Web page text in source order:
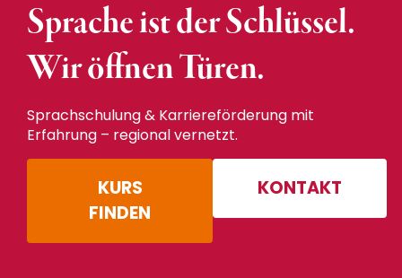
Sprache ist der Schlüssel.
Wiröffnen Türen.
Sprachschulung & Karriereförderung mit
Erfahrung – regional vernetzt.
KURS
FINDEN
KONTAKT